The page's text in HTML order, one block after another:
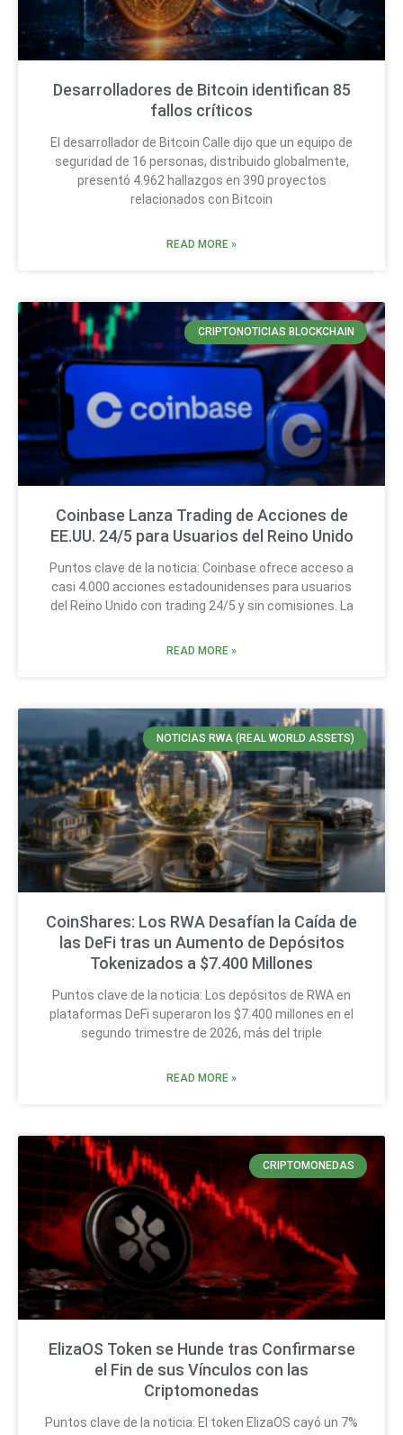
Desarrolladores de Bitcoin identifican 85
fallos críticos
El desarrollador de Bitcoin Calle dijo que un equipo de
seguridad de 16 personas, distribuido globalmente,
presentó 4.962 hallazgos en 390 proyectos
relacionados con Bitcoin
READ MORE »
CRIPTONOTICIAS BLOCKCHAIN
Coinbase Lanza Trading de Acciones de
EE.UU. 24/5 para Usuarios del Reino Unido
Puntos clave de la noticia: Coinbase ofrece acceso a
casi 4.000 acciones estadounidenses para usuarios
del Reino Unido con trading 24/5 y sin comisiones. La
READ MORE »
NOTICIAS RWA (REAL WORLD ASSETS)
CoinShares: Los RWA Desafían la Caída de
las DeFi tras un Aumento de Depósitos
Tokenizados a $7.400 Millones
Puntos clave de la noticia: Los depósitos de RWA en
plataformas DeFi superaron los $7.400 millones en el
segundo trimestre de 2026, más del triple
READ MORE »
CRIPTOMONEDAS
ElizaOS Token se Hunde tras Confirmarse
el Fin de sus Vínculos con las
Criptomonedas
Puntos clave de la noticia: El token ElizaOS cayó un 7%